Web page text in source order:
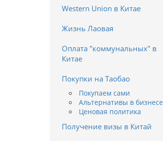
Western Union в Китае
Жизнь Лаовая
Оплата "коммунальных" в
Китае
Покупки на Таобао
Покупаем сами
Альтернативы в бизнесе
Ценовая политика
Получение визы в Китай